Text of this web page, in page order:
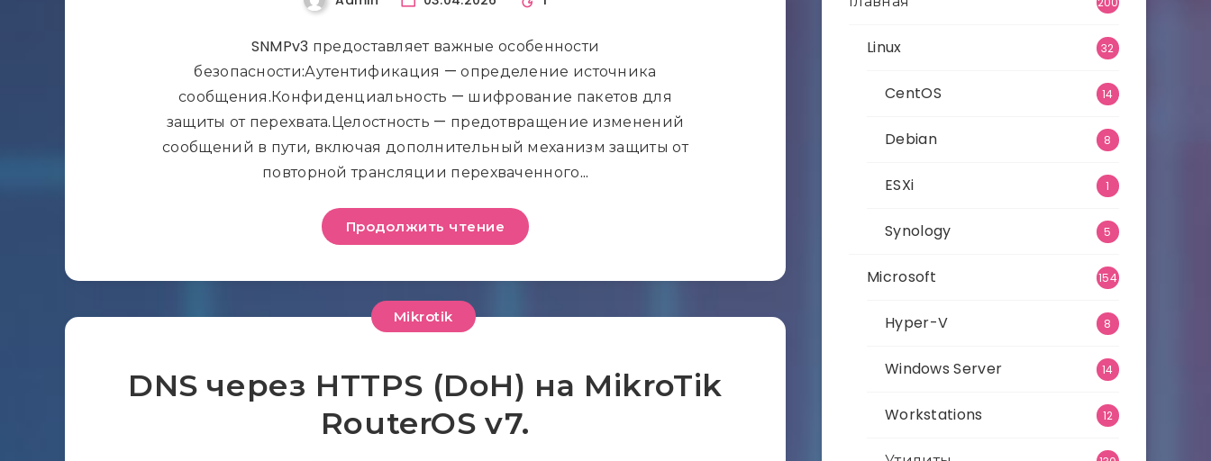
SNMPv3 предоставляет важные особенности
безопасности:Аутентификация — определение источника
сообщения.Конфиденциальность — шифрование пакетов для
защиты от перехвата.Целостность — предотвращение изменений
сообщений в пути, включая дополнительный механизм защиты от
повторной трансляции перехваченного…
Продолжить чтение
Mikrotik
DNS через HTTPS (DoH) на MikroTik
RouterOS v7.
Linux 32
CentOS 14
Debian 8
ESXi 1
Synology 5
Microsoft 154
Hyper-V 8
Windows Server 14
Workstations 12